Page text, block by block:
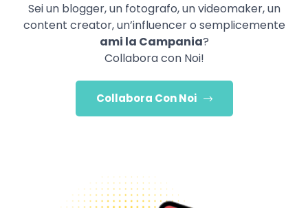
Sei un blogger, un fotografo, un videomaker, un
content creator, un’influencer o semplicemente
ami la Campania?
Collabora con Noi!
Collabora Con Noi